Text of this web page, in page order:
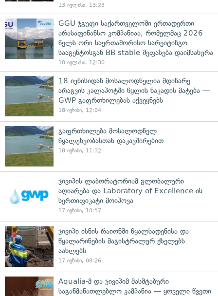
13 ივლისი, 13:23
GGU ჯგუფი საქართველოში ერთადერთი
არასაფინანსო კომპანიაა, რომელმაც 2026
წელს ორი საერთაშორისო სარეიტინგო
სააგენტოსგან BB stable შეფასება დაიმსახურა
10 ივლისი, 12:30
18 ივნისიდან მოსალოდნელია მდინარე
არაგვის კალაპოტში წყლის ნაკადის მატება —
GWP გაფრთხილებას აქვეყნებს
18 ივნისი, 12:04
გაფრთხილება მოსალოდნელ
წყალუხვობასთან დაკავშირებით
18 ივნისი, 11:32
ჯივიპის ლაბორატორიამ გლობალური
აღიარება და Laboratory of Excellence-ის
სერთიფიკატი მოიპოვა
17 ივნისი, 10:57
ჯივიპი ისნის რაიონში წყალსადენისა და
წყალარინების მაგისტრალურ ქსელებს
აახლებს
17 ივნისი, 08:26
Aqualia-მ და ჯივიპიმ მასშტაბური
საგანმანათლებლო კამპანია — ყოველი წვეთი